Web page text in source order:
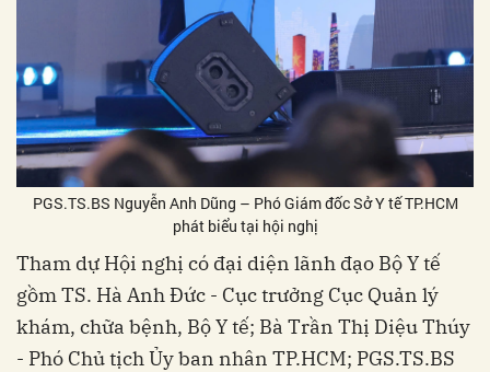
PGS.TS.BS Nguyễn Anh Dũng – Phó Giám đốc Sở Y tế TP.HCM
phát biểu tại hội nghị
Tham dự Hội nghị có đại diện lãnh đạo Bộ Y tế
gồm TS. Hà Anh Đức - Cục trưởng Cục Quản lý
khám, chữa bệnh, Bộ Y tế; Bà Trần Thị Diệu Thúy
- Phó Chủ tịch Ủy ban nhân TP.HCM; PGS.TS.BS